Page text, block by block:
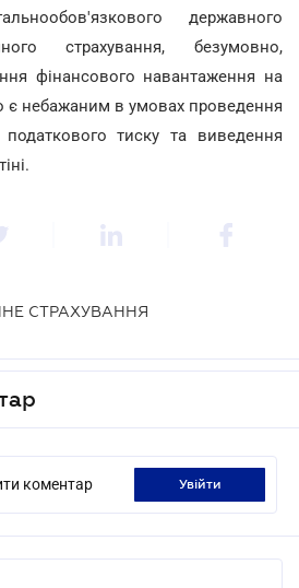
державного
страхування, безумовно,
фінансового навантаження на
є небажаним в умовах проведення
тиску та виведення
СТРАХУВАННЯ
коментар увійти